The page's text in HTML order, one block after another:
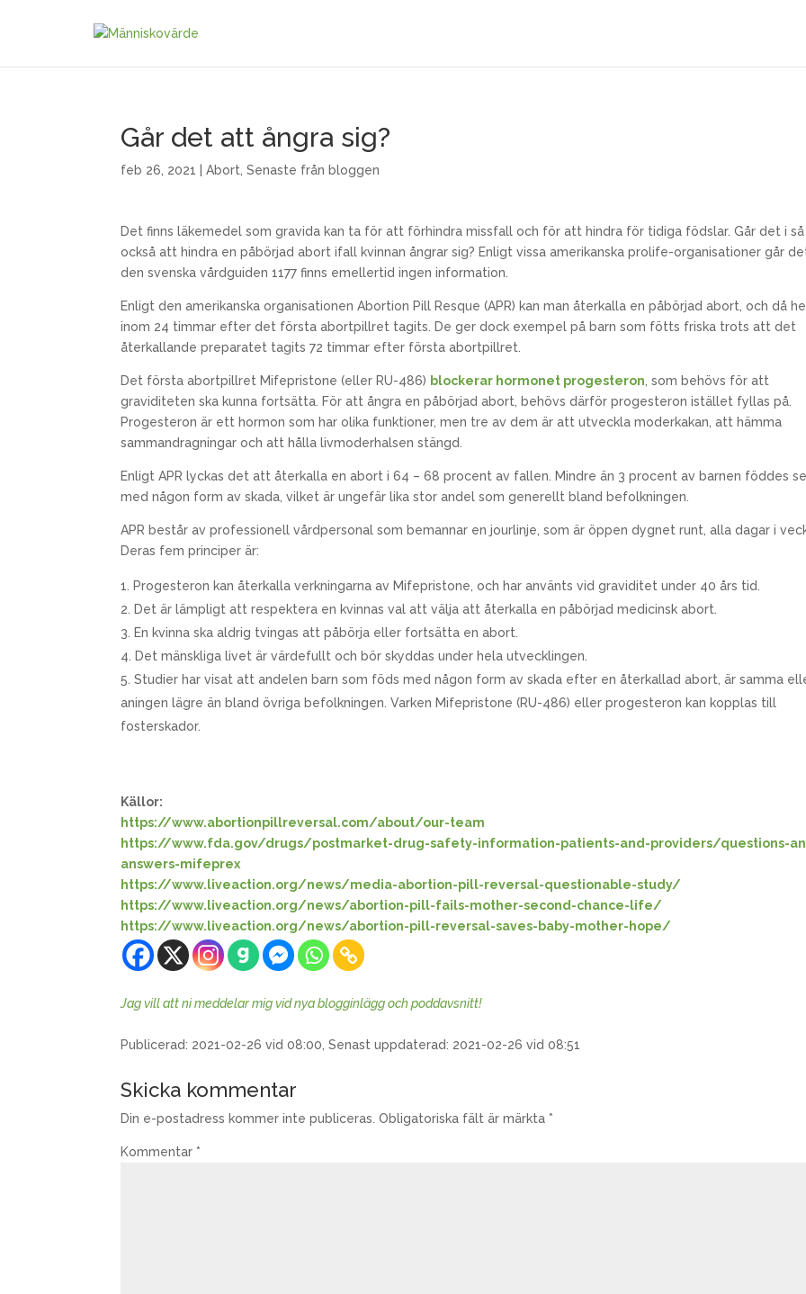
Går det att ångra sig?
feb 26, 2021 |Abort ,Senaste från bloggen
Det finns läkemedel som gravida kan ta för att förhindra missfall och för att hindra för tidiga födslar. Går det i
också att hindra en påbörjad abort ifall kvinnan ångrar sig? Enligt vissa amerikanska prolife-organisationer går
den svenska vårdguiden 1177 finns emellertid ingen information.
Enligt den amerikanska organisationen Abortion Pill Resque (APR) kan man återkalla en påbörjad abort, och då
inom 24 timmar efter det första abortpillret tagits. De ger dock exempel på barn som fötts friska trots att det
återkallande preparatet tagits 72 timmar efter första abortpillret.
Det första abortpillret Mifepristone (eller RU-486) blockerar hormonet progesteron , som behövs för att
graviditeten ska kunna fortsätta. För att ångra en påbörjad abort, behövs därför progesteron istället fyllas på.
Progesteron är ett hormon som har olika funktioner, men tre av dem är att utveckla moderkakan, att hämma
sammandragningar och att hålla livmoderhalsen stängd.
Enligt APR lyckas det att återkalla en abort i 64 – 68 procent av fallen. Mindre än 3 procent av barnen föddes
med någon form av skada, vilket är ungefär lika stor andel som generellt bland befolkningen.
APR består av professionell vårdpersonal som bemannar en jourlinje, som är öppen dygnet runt, alla dagar i
Deras fem principer är:
Progesteron kan återkalla verkningarna av Mifepristone, och har använts vid graviditet under 40 års tid.
Det är lämpligt att respektera en kvinnas val att välja att återkalla en påbörjad medicinsk abort.
En kvinna ska aldrig tvingas att påbörja eller fortsätta en abort.
Det mänskliga livet är värdefullt och bör skyddas under hela utvecklingen.
Studier har visat att andelen barn som föds med någon form av skada efter en återkallad abort, är samma
aningen lägre än bland övriga befolkningen. Varken Mifepristone (RU-486) eller progesteron kan kopplas till
fosterskador.
Källor:
https://www.abortionpillreversal.com/about/our-team
https://www.fda.gov/drugs/postmarket-drug-safety-information-patients-and-providers/questions-
answers-mifeprex
https://www.liveaction.org/news/media-abortion-pill-reversal-questionable-study/
https://www.liveaction.org/news/abortion-pill-fails-mother-second-chance-life/
https://www.liveaction.org/news/abortion-pill-reversal-saves-baby-mother-hope/
Jag vill att ni meddelar mig vid nya blogginlägg och poddavsnitt!
Publicerad: 2021-02-26 vid 08:00, Senast uppdaterad: 2021-02-26 vid 08:51
Skicka kommentar
Din e-postadress kommer inte publiceras. Obligatoriska fält är märkta *
Kommentar *